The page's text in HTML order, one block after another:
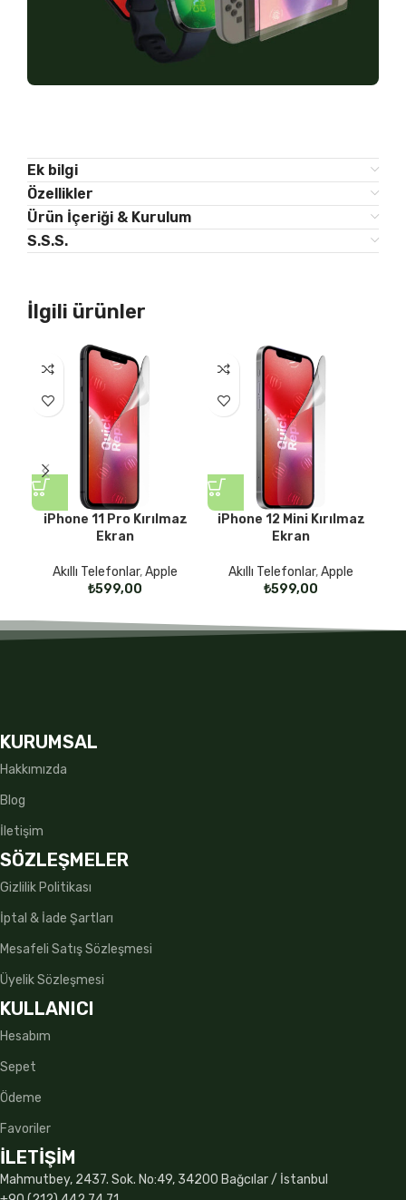
Ek bilgi
Özellikler
Ürün İçeriği & Kurulum
S.S.S.
İlgili ürünler
iPhone 11 Pro Kırılmaz
Ekran
Akıllı Telefonlar,Apple
₺
iPhone 12 Mini Kırılmaz
Ekran
Akıllı Telefonlar,Apple
₺
KURUMSAL
Hakkımızda
Blog
İletişim
SÖZLEŞMELER
Gizlilik Politikası
İptal & İade Şartları
Mesafeli Satış Sözleşmesi
Üyelik Sözleşmesi
KULLANICI
Hesabım
Sepet
Ödeme
Favoriler
İLETİŞİM
Mahmutbey, 2437. Sok. No:49, 34200 Bağcılar / İstanbul